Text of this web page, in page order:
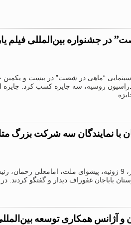
در جشنواره بین‌المللی فیلم
/”خاور”/. فیلم سینمایی “ماهی در شصت” در بیست و
روسیه، سه جایزه کسب کرد. جایزه
با نمایندگان سه شرکت بزرگ
دوشنبه، 09.07.2026 /”خاور”/. امروز، 9 ژوئیه،
باباجان غفوراف دیدار و گفتگو کردند.
و آژانس همکاری توسعه